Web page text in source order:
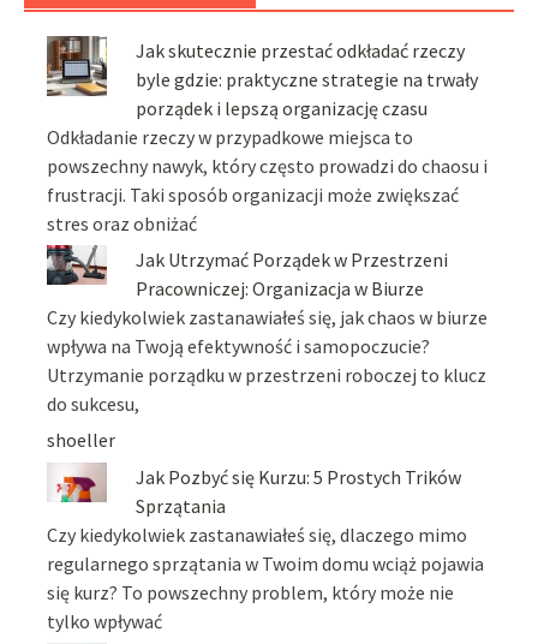
Jak skutecznie przestać odkładać rzeczy
byle gdzie: praktyczne strategie na trwały
porządek i lepszą organizację czasu
Odkładanie rzeczy w przypadkowe miejsca to
powszechny nawyk, który często prowadzi do chaosu i
frustracji. Taki sposób organizacji może zwiększać
stres oraz obniżać
Jak Utrzymać Porządek w Przestrzeni
Pracowniczej: Organizacja w Biurze
Czy kiedykolwiek zastanawiałeś się, jak chaos w biurze
wpływa na Twoją efektywność i samopoczucie?
Utrzymanie porządku w przestrzeni roboczej to klucz
do sukcesu,
shoeller
Jak Pozbyć się Kurzu: 5 Prostych Trików
Sprzątania
Czy kiedykolwiek zastanawiałeś się, dlaczego mimo
regularnego sprzątania w Twoim domu wciąż pojawia
się kurz? To powszechny problem, który może nie
tylko wpływać